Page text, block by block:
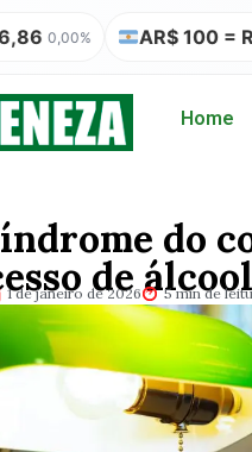
AR$ 100 = R$ 0,31
Home
do
de álcool
1 de janeiro de 2026 5 min de